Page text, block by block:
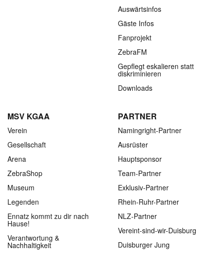
Auswärtsinfos
Gäste Infos
Fanprojekt
ZebraFM
Gepflegt eskalieren statt
diskriminieren
Downloads
MSV KGAA
Verein
Gesellschaft
Arena
ZebraShop
Museum
Legenden
Ennatz kommt zu dir nach
Hause!
Verantwortung &
Nachhaltigkeit
PARTNER
Namingright-Partner
Ausrüster
Hauptsponsor
Team-Partner
Exklusiv-Partner
Rhein-Ruhr-Partner
NLZ-Partner
Vereint-sind-wir-Duisburg
Duisburger Jung